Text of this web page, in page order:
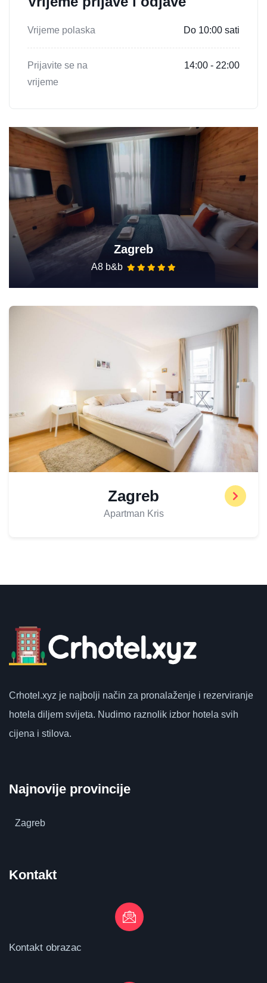
Vrijeme polaska Do 10:00 sati
Prijavite se na
vrijeme
14:00 - 22:00
Zagreb
A8 b&b
Zagreb
Apartman Kris
Crhotel.xyz je najbolji način za pronalaženje i rezerviranje
hotela diljem svijeta. Nudimo raznolik izbor hotela svih
cijena i stilova.
Najnovije provincije
Zagreb
Kontakt
Kontakt obrazac